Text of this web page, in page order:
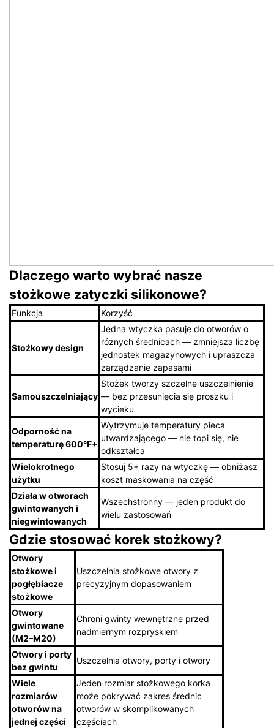
Dlaczego warto wybrać nasze
stożkowe zatyczki silikonowe?
Funkcja Korzyść
Stożkowy design
Jedna wtyczka pasuje do otworów o
różnych średnicach — zmniejsza liczbę
jednostek magazynowych i upraszcza
zarządzanie zapasami
Samouszczelniający
Stożek tworzy szczelne uszczelnienie
— bez przesunięcia się proszku i
wycieku
Odporność na
temperaturę 600°F+
Wytrzymuje temperatury pieca
utwardzającego — nie topi się, nie
odkształca
Wielokrotnego
użytku
Stosuj 5+ razy na wtyczkę — obniżasz
koszt maskowania na część
Działa w otworach
gwintowanych i
niegwintowanych
Wszechstronny — jeden produkt do
wielu zastosowań
Gdzie stosować korek stożkowy?
Otwory
stożkowe i
pogłębiacze
stożkowe
Uszczelnia stożkowe otwory z
precyzyjnym dopasowaniem
Otwory
gwintowane
(M2–M20)
Chroni gwinty wewnętrzne przed
nadmiernym rozpryskiem
Otwory i porty
bez gwintu
Uszczelnia otwory, porty i otwory
Wiele
rozmiarów
otworów na
jednej części
Jeden rozmiar stożkowego korka
może pokrywać zakres średnic
otworów w skomplikowanych
częściach